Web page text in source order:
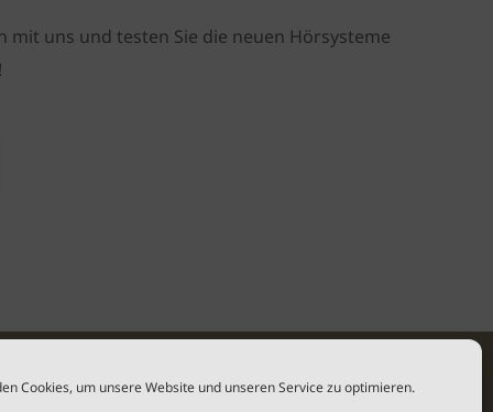
Cookies, um unsere Website und unseren Service zu optimieren.
mit uns und testen Sie die neuen Hörsysteme